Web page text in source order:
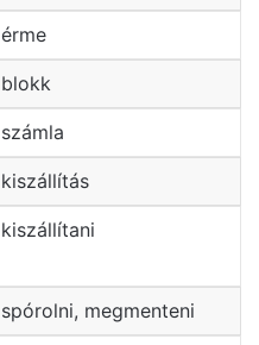
érme
blokk
számla
kiszállítás
kiszállítani
spórolni, megmenteni